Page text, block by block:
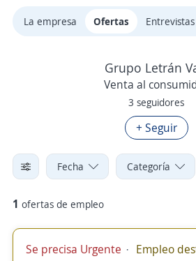
La empresa Ofertas Entrevistas
Grupo Letrán
Venta al
3 seguidores
+ Seguir
Fecha Categoría
1 ofertas de empleo
Se precisa Urgente Empleo